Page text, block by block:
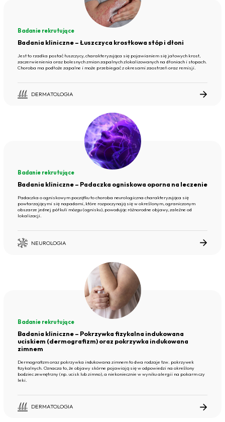
Badanie rekrutujące
Badania kliniczne – Łuszczyca krostkowa stóp i dłoni
Jest to rzadka postać łuszczycy, charakteryzująca się pojawianiem się jałowych krost,
zaczerwienienia oraz bolesnych zmian zapalnych zlokalizowanych na dłoniach i stopach.
Choroba ma podłoże zapalne i może przebiegać z okresami zaostrzeń oraz remisji.
DERMATOLOGIA
Badanie rekrutujące
Badania kliniczne – Padaczka ogniskowa oporna na leczenie
Padaczka o ogniskowym początku to choroba neurologiczna charakteryzująca się
powtarzającymi się napadami, które rozpoczynają się w określonym, ograniczonym
obszarze jednej półkuli mózgu (ognisku), powodując różnorodne objawy, zależne od
lokalizacji.
NEUROLOGIA
Badanie rekrutujące
Badania kliniczne – Pokrzywka fizykalna indukowana
uciskiem (dermografizm) oraz pokrzywka indukowana
zimnem
Dermografizm oraz pokrzywka indukowana zimnem to dwa rodzaje tzw. pokrzywek
fizykalnych. Oznacza to, że objawy skórne pojawiają się w odpowiedzi na określony
bodziec zewnętrzny (np. ucisk lub zimno), a niekoniecznie w wyniku alergii na pokarm czy
leki.
DERMATOLOGIA